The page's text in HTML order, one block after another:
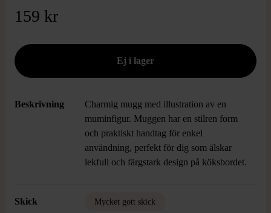
159 kr
Beskrivning
Charmig mugg med illustration av en
muminfigur. Muggen har en stilren form
och praktiskt handtag för enkel
användning, perfekt för dig som älskar
lekfull och färgstark design på köksbordet.
Skick Mycket gott skick